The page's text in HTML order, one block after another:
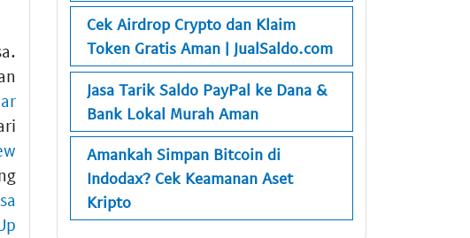
Cek Airdrop Crypto dan Klaim
Token Gratis Aman | JualSaldo.com
Jasa Tarik Saldo PayPal ke Dana &
Bank Lokal Murah Aman
Amankah Simpan Bitcoin di
Indodax? Cek Keamanan Aset
Kripto